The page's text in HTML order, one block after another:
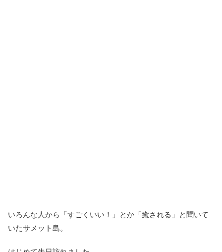
いろんな人から「すごくいい！」とか「癒される」と聞いて
いたサメット島。